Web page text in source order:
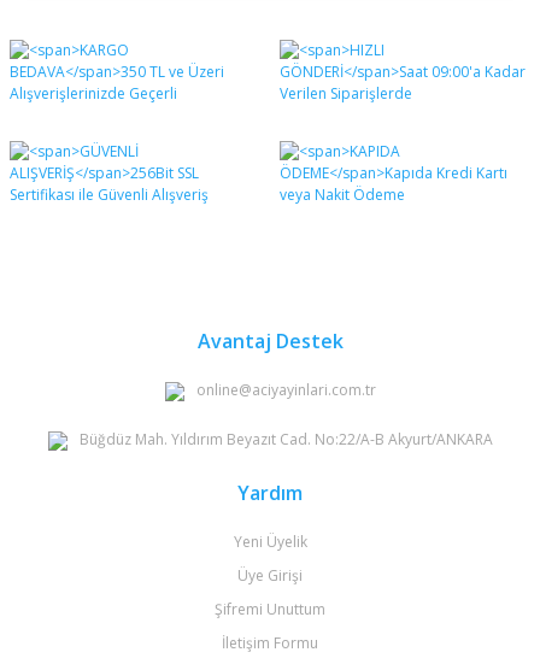
Bu ürüne ilk yorumu siz yapın!
Yorum Yaz
Bu ürünün fiyat bilgisi, resim, ürün açıklamalarında ve
diğer konularda yetersiz gördüğünüz noktaları öneri
formunu kullanarak tarafımıza iletebilirsiniz.
Görüş ve önerileriniz için teşekkür ederiz.
Ürün resmi kalitesiz, bozuk veya görüntülenemiyor.
Ürün açıklamasında eksik bilgiler bulunuyor.
Avantaj Destek
online@aciyayinlari.com.tr
Büğdüz Mah. Yıldırım Beyazıt Cad. No:22/A-B Akyurt/ANKARA
Yardım
Yeni Üyelik
Üye Girişi
Şifremi Unuttum
İletişim Formu